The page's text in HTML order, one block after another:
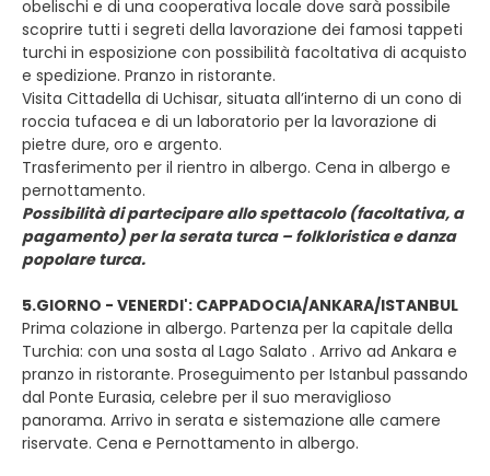
obelischi e di una cooperativa locale dove sarà possibile
scoprire tutti i segreti della lavorazione dei famosi tappeti
turchi in esposizione con possibilità facoltativa di acquisto
e spedizione. Pranzo in ristorante.
Visita Cittadella di Uchisar, situata all’interno di un cono di
roccia tufacea e di un laboratorio per la lavorazione di
pietre dure, oro e argento.
Trasferimento per il rientro in albergo. Cena in albergo e
pernottamento.
Possibilità di partecipare allo spettacolo (facoltativa, a
pagamento) per la serata turca – folkloristica e danza
popolare turca.
5.GIORNO - VENERDI': CAPPADOCIA/ANKARA/ISTANBUL
Prima colazione in albergo. Partenza per la capitale della
Turchia: con una sosta al Lago Salato . Arrivo ad Ankara e
pranzo in ristorante. Proseguimento per Istanbul passando
dal Ponte Eurasia, celebre per il suo meraviglioso
panorama. Arrivo in serata e sistemazione alle camere
riservate. Cena e Pernottamento in albergo.